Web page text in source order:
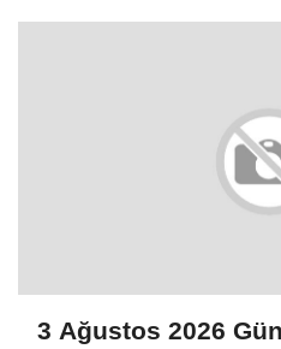
3 Ağustos 2026